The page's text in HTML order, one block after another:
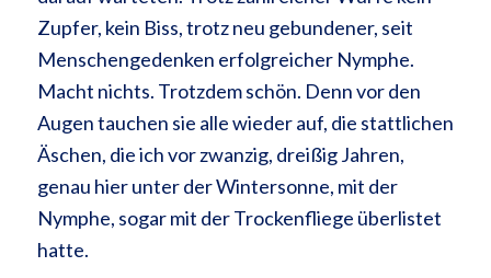
Zupfer, kein Biss, trotz neu gebundener, seit
Menschengedenken erfolgreicher Nymphe.
Macht nichts. Trotzdem schön. Denn vor den
Augen tauchen sie alle wieder auf, die stattlichen
Äschen, die ich vor zwanzig, dreißig Jahren,
genau hier unter der Wintersonne, mit der
Nymphe, sogar mit der Trockenfliege überlistet
hatte.